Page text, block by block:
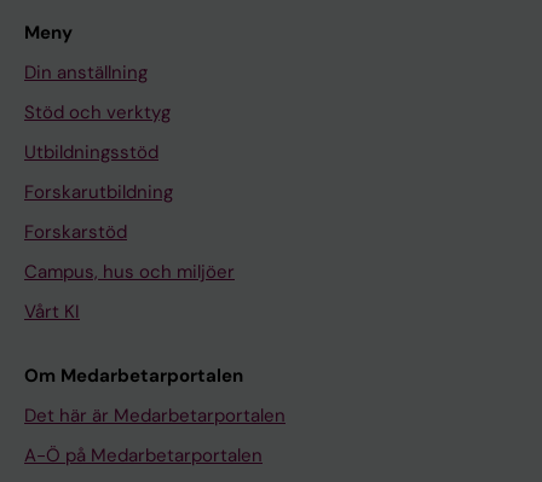
Meny
Din anställning
Stöd och verktyg
Utbildningsstöd
Forskarutbildning
Forskarstöd
Campus, hus och miljöer
Vårt KI
Om Medarbetarportalen
Det här är Medarbetarportalen
A-Ö på Medarbetarportalen